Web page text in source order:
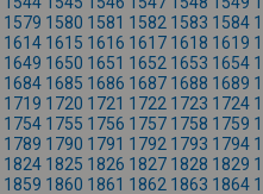
1579 1580 1581 1582 1583 1584
1614 1615 1616 1617 1618 1619
1649 1650 1651 1652 1653 1654
1684 1685 1686 1687 1688 1689
1719 1720 1721 1722 1723 1724
1754 1755 1756 1757 1758 1759
1789 1790 1791 1792 1793 1794
1824 1825 1826 1827 1828 1829
1859 1860 1861 1862 1863 1864